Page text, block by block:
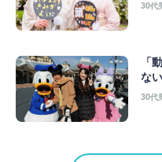
30代
「
な
30代